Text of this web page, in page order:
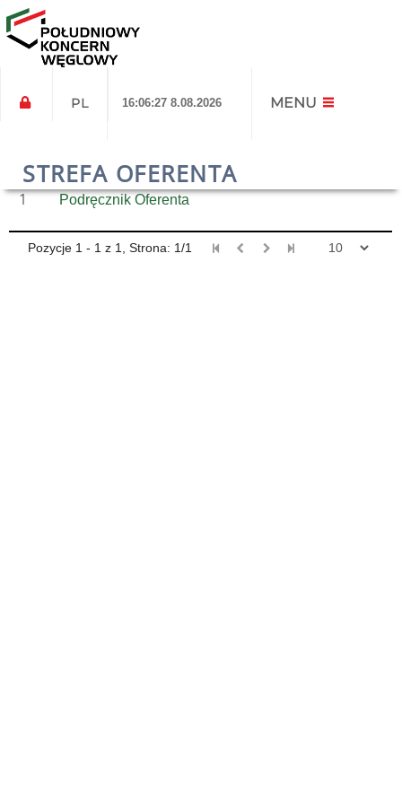
PL 16:06:27 8.08.2026 MENU
STREFA OFERENTA
Pomoc
1 Podręcznik Oferenta
Pozycje 1 - 1 z 1, Strona: 1/1